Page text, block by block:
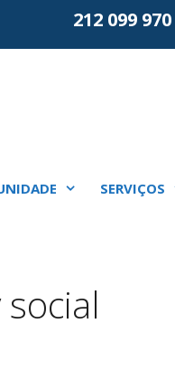
212 099 970
SERVIÇOS